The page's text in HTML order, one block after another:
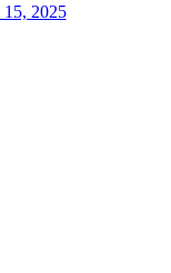
2025